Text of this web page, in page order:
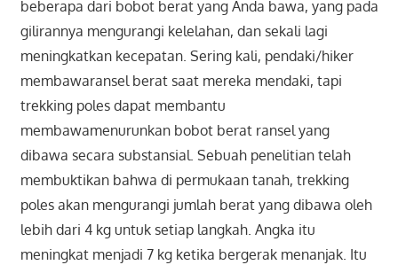
beberapa dari bobot berat yang Anda bawa, yang pada
gilirannya mengurangi kelelahan, dan sekali lagi
meningkatkan kecepatan. Sering kali, pendaki/hiker
membawaransel berat saat mereka mendaki, tapi
trekking poles dapat membantu
membawamenurunkan bobot berat ransel yang
dibawa secara substansial. Sebuah penelitian telah
membuktikan bahwa di permukaan tanah, trekking
poles akan mengurangi jumlah berat yang dibawa oleh
lebih dari 4 kg untuk setiap langkah. Angka itu
meningkat menjadi 7 kg ketika bergerak menanjak. Itu